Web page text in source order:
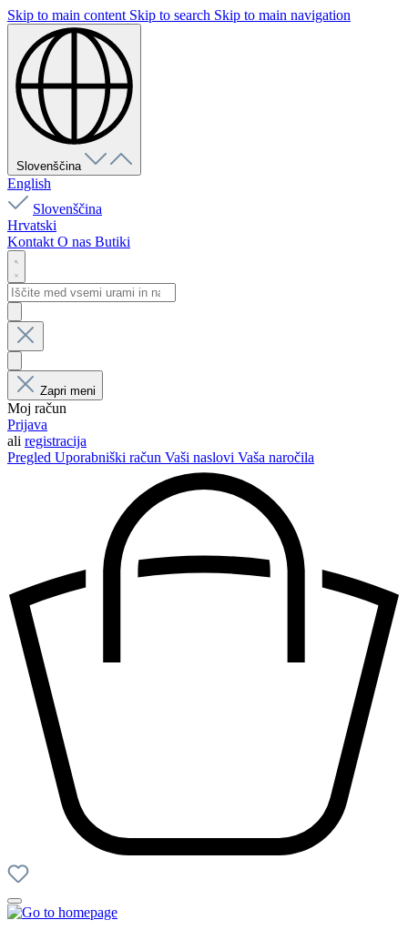
Skip to main content Skip to search Skip to main navigation
Slovenščina
English
Slovenščina
Hrvatski
Kontakt O nas Butiki
Zapri meni
Moj račun
Prijava
ali registracija
Pregled Uporabniški račun Vaši naslovi Vaša naročila